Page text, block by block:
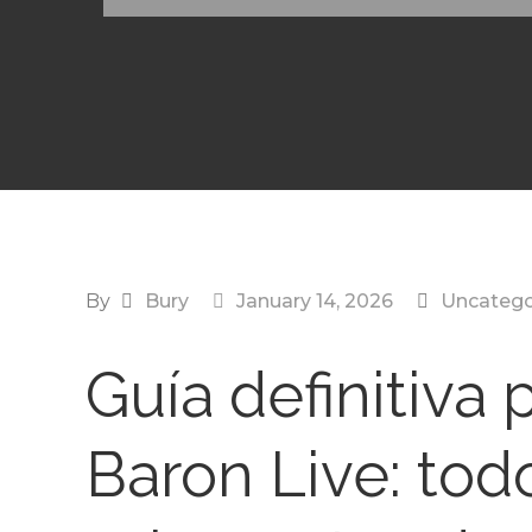
By Bury January 14, 2026
Guía definitiva
Baron Live: